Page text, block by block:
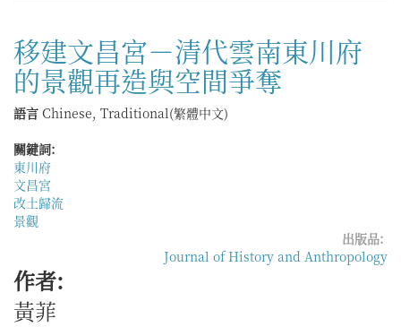
移建文昌宮－清代雲南東川府
的景觀再造與空間爭奪
語言 Chinese, Traditional(繁體中文)
關鍵詞:
東川府
文昌宮
改土歸流
景觀
出版品:
Journal of History and Anthropology
作者:
黃菲